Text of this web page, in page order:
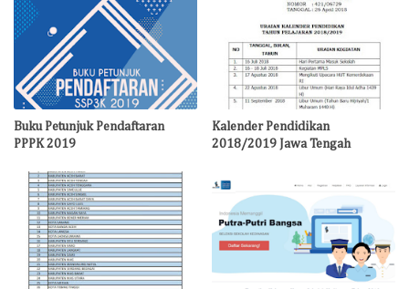
Buku Petunjuk Pendaftaran
PPPK 2019
Kalender Pendidikan
2018/2019 Jawa Tengah